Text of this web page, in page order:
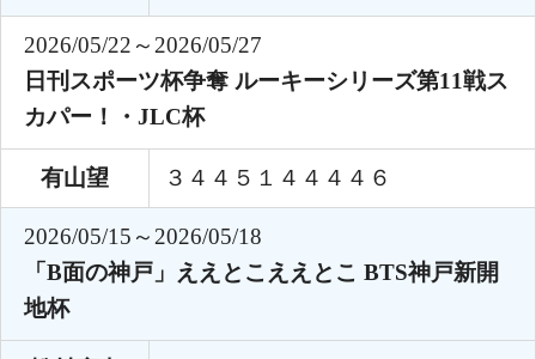
2026/05/22～2026/05/27
日刊スポーツ杯争奪 ルーキーシリーズ第11戦ス
カパー！・JLC杯
有山望 ３４４５１４４４４６
2026/05/15～2026/05/18
「B面の神戸」ええとこええとこ BTS神戸新開
地杯